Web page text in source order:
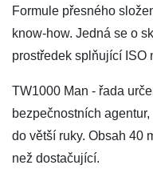
Formule přesného
know-how. Jedná se o
prostředek splňující ISO
TW1000 Man - řada
bezpečnostních
do větší ruky. Obsah 40
než dostačující.